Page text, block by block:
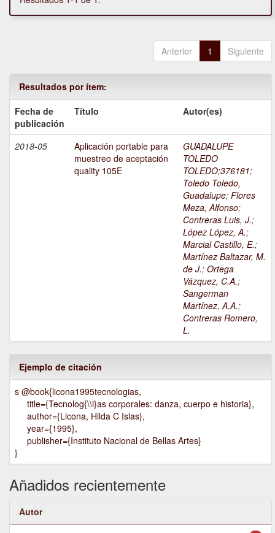
Anterior 1 Siguiente
Resultados por ítem:
Fecha de
publicación
Título Autor(es)
2018-05
Aplicación portable para
muestreo de aceptación
quality 105E
GUADALUPE
TOLEDO
TOLEDO;376181;
Toledo Toledo,
Guadalupe; Flores
Meza, Alfonso;
Contreras Luis, J.;
López López, A.;
Marcial Castillo, E.;
Martínez Baltazar, M.
de J.; Ortega
Vázquez, C.A.;
Sangerman
Martínez, A.A.;
Contreras Romero,
L.
Ejemplo de citación
s @book{licona1995tecnologias,
title={Tecnolog{\\i}as corporales: danza, cuerpo e historia},
author={Licona, Hilda C Islas},
year={1995},
publisher={Instituto Nacional de Bellas Artes}
}
Añadidos recientemente
Autor